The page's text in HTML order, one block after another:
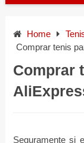
Home
Comprar tenis
Comprar
Seguramente si